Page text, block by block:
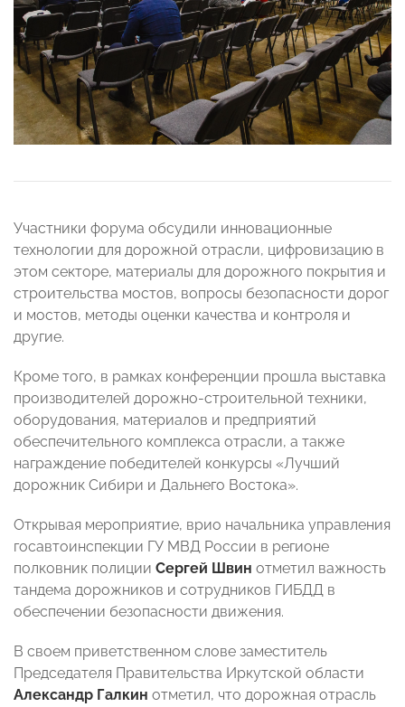
Участники форума обсудили инновационные
технологии для дорожной отрасли, цифровизацию в
этом секторе, материалы для дорожного покрытия и
строительства мостов, вопросы безопасности дорог
и мостов, методы оценки качества и контроля и
другие.
Кроме того, в рамках конференции прошла выставка
производителей дорожно-строительной техники,
оборудования, материалов и предприятий
обеспечительного комплекса отрасли, а также
награждение победителей конкурсы «Лучший
дорожник Сибири и Дальнего Востока».
Открывая мероприятие, врио начальника управления
госавтоинспекции ГУ МВД России в регионе
полковник полиции Сергей Швин отметил важность
тандема дорожников и сотрудников ГИБДД в
обеспечении безопасности движения.
В своем приветственном слове заместитель
Председателя Правительства Иркутской области
Александр Галкин отметил, что дорожная отрасль